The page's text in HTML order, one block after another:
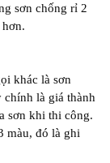
sơn chống rỉ 2
khác là sơn
là giá thành
sơn khi thi công.
màu, đó là ghi